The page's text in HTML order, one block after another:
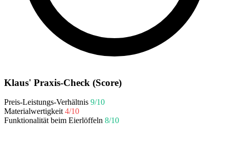
Klaus' Praxis-Check (Score)
Preis-Leistungs-Verhältnis 9/10
Materialwertigkeit 4/10
Funktionalität beim Eierlöffeln 8/10